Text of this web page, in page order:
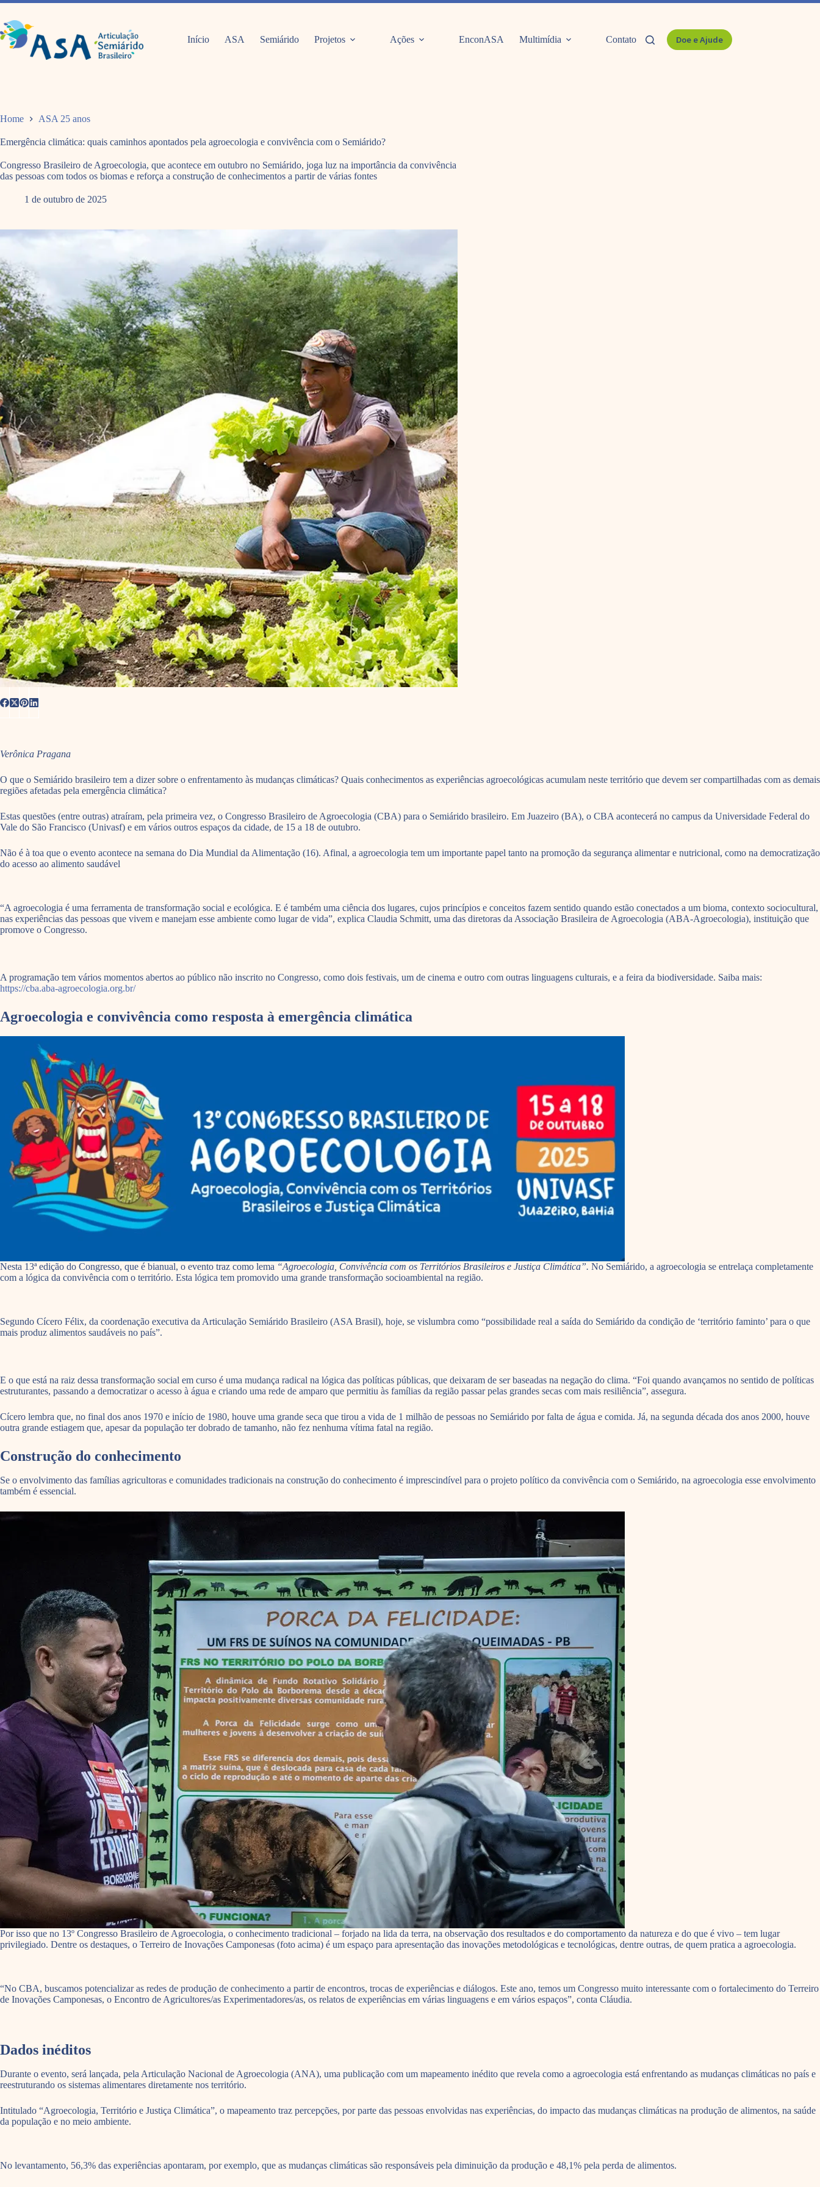
Pular
o
conteúdo
Início ASA Semiárido Projetos Ações EnconASA Multimídia Contato Doe e Ajude
Home ASA 25 anos
Emergência climática: quais caminhos apontados pela agroecologia e convivência com o Semiárido?
Congresso Brasileiro de Agroecologia, que acontece em outubro no Semiárido, joga luz na importância da convivência
das pessoas com todos os biomas e reforça a construção de conhecimentos a partir de várias fontes
1 de outubro de 2025
Verônica Pragana
O que o Semiárido brasileiro tem a dizer sobre o enfrentamento às mudanças climáticas? Quais conhecimentos as experiências agroecológicas acumulam neste território que devem ser compartilhadas com as demais
regiões afetadas pela emergência climática?
Estas questões (entre outras) atraíram, pela primeira vez, o Congresso Brasileiro de Agroecologia (CBA) para o Semiárido brasileiro. Em Juazeiro (BA), o CBA acontecerá no campus da Universidade Federal do
Vale do São Francisco (Univasf) e em vários outros espaços da cidade, de 15 a 18 de outubro.
Não é à toa que o evento acontece na semana do Dia Mundial da Alimentação (16). Afinal, a agroecologia tem um importante papel tanto na promoção da segurança alimentar e nutricional, como na democratização
do acesso ao alimento saudável
“A agroecologia é uma ferramenta de transformação social e ecológica. E é também uma ciência dos lugares, cujos princípios e conceitos fazem sentido quando estão conectados a um bioma, contexto sociocultural,
nas experiências das pessoas que vivem e manejam esse ambiente como lugar de vida”, explica Claudia Schmitt, uma das diretoras da Associação Brasileira de Agroecologia (ABA-Agroecologia), instituição que
promove o Congresso.
A programação tem vários momentos abertos ao público não inscrito no Congresso, como dois festivais, um de cinema e outro com outras linguagens culturais, e a feira da biodiversidade. Saiba mais:
https://cba.aba-agroecologia.org.br/
Agroecologia e convivência como resposta à emergência climática
Nesta 13ª edição do Congresso, que é bianual, o evento traz como lema “Agroecologia, Convivência com os Territórios Brasileiros e Justiça Climática”. No Semiárido, a agroecologia se entrelaça completamente
com a lógica da convivência com o território. Esta lógica tem promovido uma grande transformação socioambiental na região.
Segundo Cícero Félix, da coordenação executiva da Articulação Semiárido Brasileiro (ASA Brasil), hoje, se vislumbra como “possibilidade real a saída do Semiárido da condição de ‘território faminto’ para o que
mais produz alimentos saudáveis no país”.
E o que está na raiz dessa transformação social em curso é uma mudança radical na lógica das políticas públicas, que deixaram de ser baseadas na negação do clima. “Foi quando avançamos no sentido de políticas
estruturantes, passando a democratizar o acesso à água e criando uma rede de amparo que permitiu às famílias da região passar pelas grandes secas com mais resiliência”, assegura.
Cícero lembra que, no final dos anos 1970 e início de 1980, houve uma grande seca que tirou a vida de 1 milhão de pessoas no Semiárido por falta de água e comida. Já, na segunda década dos anos 2000, houve
outra grande estiagem que, apesar da população ter dobrado de tamanho, não fez nenhuma vítima fatal na região.
Construção do conhecimento
Se o envolvimento das famílias agricultoras e comunidades tradicionais na construção do conhecimento é imprescindível para o projeto político da convivência com o Semiárido, na agroecologia esse envolvimento
também é essencial.
Por isso que no 13º Congresso Brasileiro de Agroecologia, o conhecimento tradicional – forjado na lida da terra, na observação dos resultados e do comportamento da natureza e do que é vivo – tem lugar
privilegiado. Dentre os destaques, o Terreiro de Inovações Camponesas (foto acima) é um espaço para apresentação das inovações metodológicas e tecnológicas, dentre outras, de quem pratica a agroecologia.
“No CBA, buscamos potencializar as redes de produção de conhecimento a partir de encontros, trocas de experiências e diálogos. Este ano, temos um Congresso muito interessante com o fortalecimento do Terreiro
de Inovações Camponesas, o Encontro de Agricultores/as Experimentadores/as, os relatos de experiências em várias linguagens e em vários espaços”, conta Cláudia.
Dados inéditos
Durante o evento, será lançada, pela Articulação Nacional de Agroecologia (ANA), uma publicação com um mapeamento inédito que revela como a agroecologia está enfrentando as mudanças climáticas no país e
reestruturando os sistemas alimentares diretamente nos território.
Intitulado “Agroecologia, Território e Justiça Climática”, o mapeamento traz percepções, por parte das pessoas envolvidas nas experiências, do impacto das mudanças climáticas na produção de alimentos, na saúde
da população e no meio ambiente.
No levantamento, 56,3% das experiências apontaram, por exemplo, que as mudanças climáticas são responsáveis pela diminuição da produção e 48,1% pela perda de alimentos.